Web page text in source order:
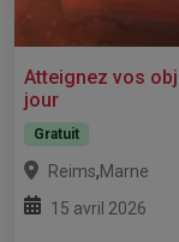
Atteignez vos
jour
Gratuit
Reims,Marne
15 avril 2026